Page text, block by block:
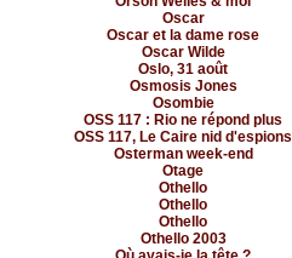
Oscar
Oscar et la dame rose
Oscar Wilde
Oslo, 31 août
Osmosis Jones
Osombie
OSS 117 : Rio ne répond plus
OSS 117, Le Caire nid d'espions
Osterman week-end
Otage
Othello
Othello
Othello
Othello 2003